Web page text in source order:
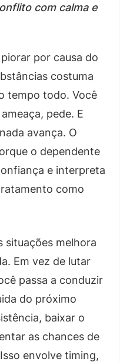
com calma e
por causa do
costuma
tempo todo. Você
pede. E
avança. O
o dependente
e interpreta
como
situações melhora
Em vez de lutar
passa a conduzir
do próximo
baixar o
as chances de
envolve timing,